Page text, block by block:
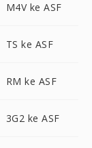
M4V ke ASF
TS ke ASF
RM ke ASF
3G2 ke ASF